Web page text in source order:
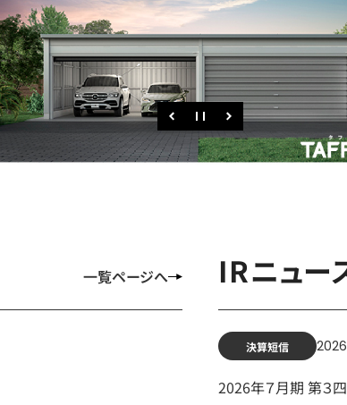
一覧ページへ IRニュー
決算短信
2026年７月期 第３四